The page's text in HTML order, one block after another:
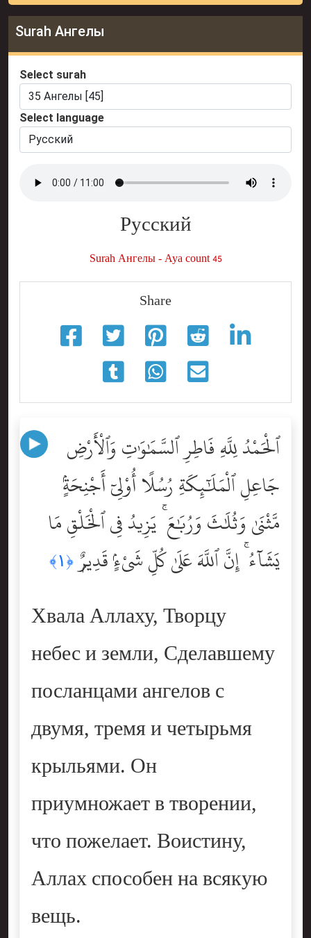
Surah Ангелы
Select surah
Select language
Русский
Surah Ангелы - Aya count 45
Share
ٱلْحَمْدُ لِلَّهِ فَاطِرِ ٱلسَّمَٰوَٰتِ وَٱلْأَرْضِ
جَاعِلِ ٱلْمَلَٰٓئِكَةِ رُسُلًا أُوْلِىٓ أَجْنِحَةٍۢ
مَّثْنَىٰ وَثُلَٰثَ وَرُبَٰعَ ۚ يَزِيدُ فِى ٱلْخَلْقِ مَا
يَشَآءُ ۚ إِنَّ ٱللَّهَ عَلَىٰ كُلِّ شَىْءٍۢ قَدِيرٌۭ﴿١﴾
Хвала Аллаху, Творцу
небес и земли, Сделавшему
посланцами ангелов с
двумя, тремя и четырьмя
крыльями. Он
приумножает в творении,
что пожелает. Воистину,
Аллах способен на всякую
вещь.